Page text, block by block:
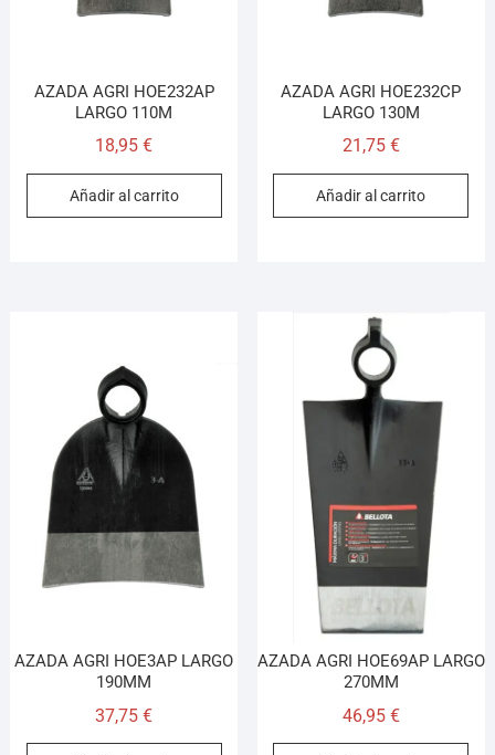
AZADA AGRI HOE232AP
LARGO 110M
18,95€
Añadir al carrito
AZADA AGRI HOE232CP
LARGO 130M
21,75 €
Añadir al carrito
AZADA AGRI HOE3AP LARGO
190MM
37,75€
AZADA AGRI HOE69AP LARGO
270MM
46,95 €